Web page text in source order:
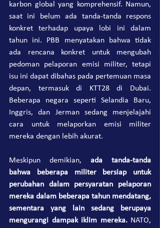
karbon global yang komprehensif. Namun,
saat ini belum ada tanda-tanda respons
konkret terhadap upaya lobi ini dalam
tahun ini. PBB menyatakan bahwa tidak
ada rencana konkret untuk mengubah
pedoman pelaporan emisi militer, tetapi
isu ini dapat dibahas pada pertemuan masa
depan, termasuk di KTT28 di Dubai.
Beberapa negara seperti Selandia Baru,
Inggris, dan Jerman sedang menjelajahi
cara untuk melaporkan emisi militer
mereka dengan lebih akurat.
Meskipun demikian, ada tanda-tanda
bahwa beberapa militer bersiap untuk
perubahan dalam persyaratan pelaporan
mereka dalam beberapa tahun mendatang,
sementara yang lain sedang berupaya
mengurangi dampak iklim mereka. NATO,